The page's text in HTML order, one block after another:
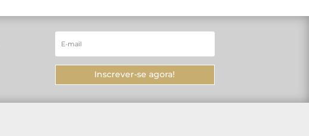
Inscrever-se agora!